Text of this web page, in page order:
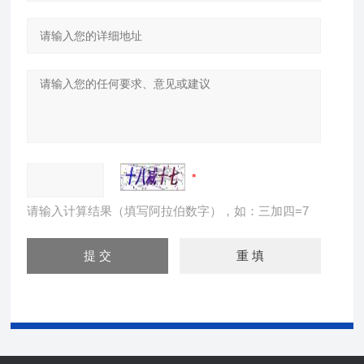
请输入计算结果（填写阿拉伯数字），如：三加四=7